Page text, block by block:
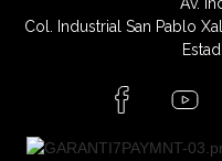
Col. Industrial San Pablo